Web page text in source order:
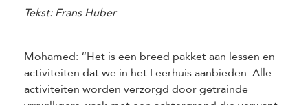
Tekst: Frans Huber
Mohamed: “Het is een breed pakket aan lessen en
activiteiten dat we in het Leerhuis aanbieden. Alle
activiteiten worden verzorgd door getrainde